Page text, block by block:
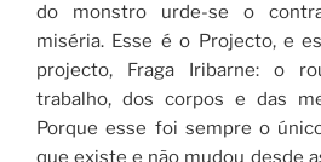
do monstro urde-se o
miséria. Esse é o Projecto, e
projecto, Fraga Iribarne: o
trabalho, dos corpos e das
Porque esse foi sempre o
que existe e não mudou desde